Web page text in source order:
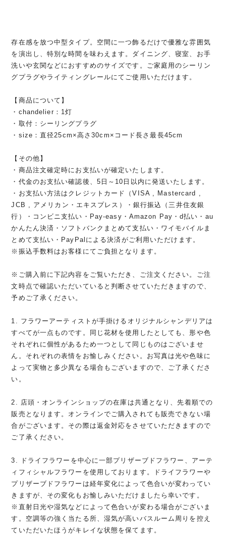
存在感を放つ中型タイプ。空間に一つ飾るだけで優雅な雰囲気
を演出し、特別な時間を味わえます。ダイニング、寝室、お手
洗いや玄関などにおすすめのサイズです。ご家庭用のシーリン
グプラグやライティングレールにてご使用いただけます。
【商品について】
・chandelier：1灯
・取付：シーリングプラグ
・size：直径25cm×高さ30cm×コード長さ最長45cm
【その他】
・商品注文確定時にお支払いが確定いたします。
・代金のお支払い確認後、5日～10日以内に発送いたします。
・お支払い方法はクレジットカード（VISA , Mastercard ,
JCB , アメリカン・エキスプレス）・銀行振込（三井住友銀
行）・コンビニ支払い・Pay-easy・Amazon Pay・d払い・au
かんたん決済・ソフトバンクまとめて支払い・ワイモバイルま
とめて支払い・PayPalによる決済がご利用いただけます。
※振込手数料はお客様にてご負担となります。
※ご購入前に下記内容をご覧いただき、ご注文ください。ご注
文時点で確認いただいていると判断させていただきますので、
予めご了承ください。
1. フラワーアーティストが手掛けるオリジナルシャンデリアは
すべてが一点ものです。同じ花材を使用したとしても、形や色
それぞれに個性があるため一つとして同じものはございませ
ん。それぞれの表情をお愉しみください。お写真は光や色味に
よって実物と多少異なる場合もございますので、ご了承くださ
い。
2. 店頭・オンラインショップの在庫は共通となり、先着順での
販売となります。オンラインでご購入されても販売できない場
合がございます。その際は返金対応をさせていただきますので
ご了承ください。
3. ドライフラワーを中心に一部プリザーブドフラワー、アーテ
ィフィシャルフラワーを使用しております。ドライフラワーや
プリザーブドフラワーは経年変化によって色合いが変わってい
きますが、その変化もお愉しみいただけましたら幸いです。
※直射日光や湿気などによって色合いが変わる場合がございま
す。空調等の強く当たる所、湿気が高いバスルーム周りを控え
ていただいたほうがキレイな状態を保てます。